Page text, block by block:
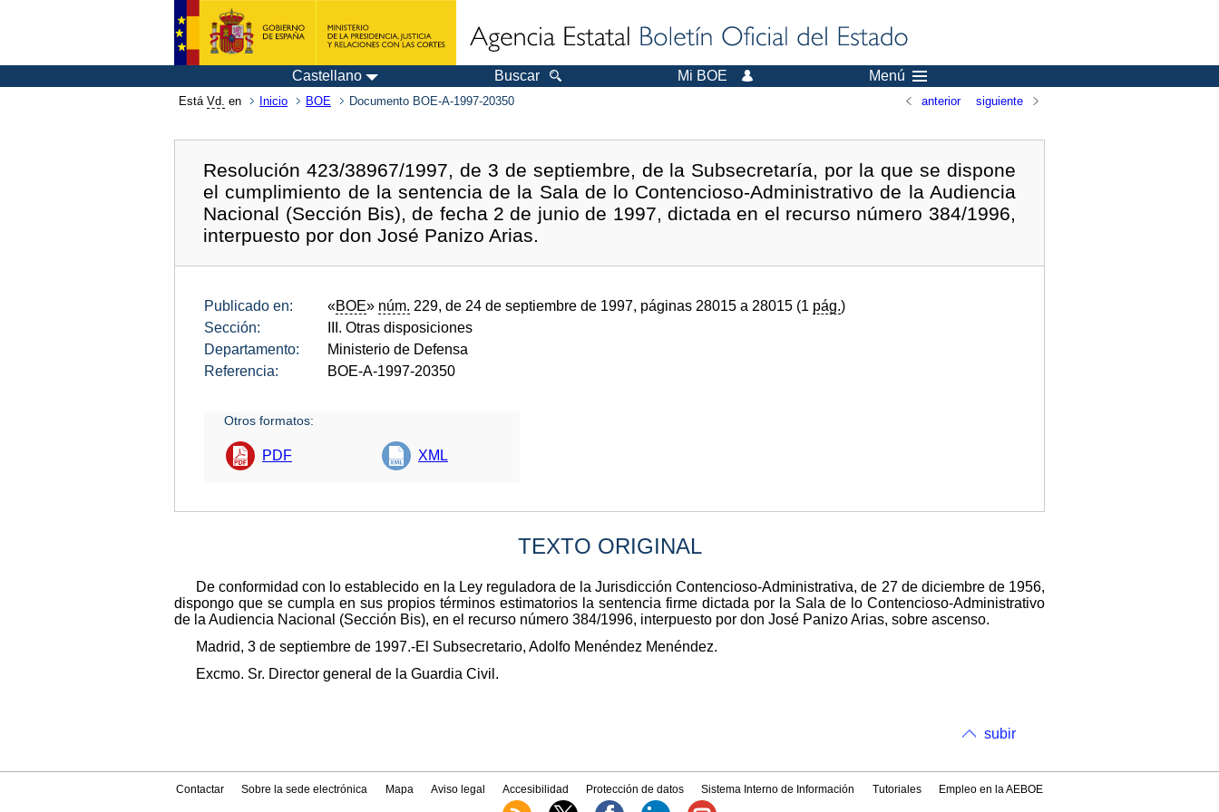
Castellano Buscar Mi BOE Menú
Está Vd. en Inicio BOE Documento BOE-A-1997-20350 anterior siguiente
Resolución 423/38967/1997, de 3 de septiembre, de la Subsecretaría, por la que se dispone
el cumplimiento de la sentencia de la Sala de lo Contencioso-Administrativo de la Audiencia
Nacional (Sección Bis), de fecha 2 de junio de 1997, dictada en el recurso número 384/1996,
interpuesto por don José Panizo Arias.
Publicado en: «BOE» núm. 229, de 24 de septiembre de 1997, páginas 28015 a 28015 (1 pág.)
Sección:
III. Otras disposiciones
Departamento:
Ministerio de Defensa
Referencia:
BOE-A-1997-20350
Otros formatos:
PDF XML
TEXTO ORIGINAL
De conformidad con lo establecido en la Ley reguladora de la Jurisdicción Contencioso-Administrativa, de 27 de diciembre de 1956,
dispongo que se cumpla en sus propios términos estimatorios la sentencia firme dictada por la Sala de lo Contencioso-Administrativo
de la Audiencia Nacional (Sección Bis), en el recurso número 384/1996, interpuesto por don José Panizo Arias, sobre ascenso.
Madrid, 3 de septiembre de 1997.-El Subsecretario, Adolfo Menéndez Menéndez.
Excmo. Sr. Director general de la Guardia Civil.
subir
Contactar Sobre la sede electrónica Mapa Aviso legal Accesibilidad Protección de datos Sistema Interno de Información Tutoriales Empleo en la AEBOE